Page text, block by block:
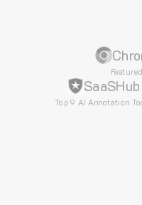
SaaSHub
Top 9 AI Annotation